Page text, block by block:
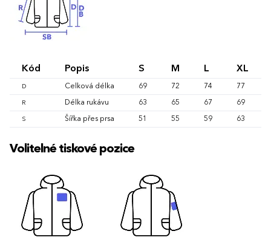
Kód Popis S M L XL
D Celková délka 69 72 74 77
R Délka rukávu 63 65 67 69
S Šířka přes prsa 51 55 59 63
Volitelné tiskové pozice